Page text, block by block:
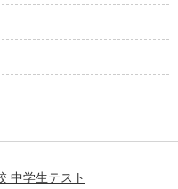
中学生テスト